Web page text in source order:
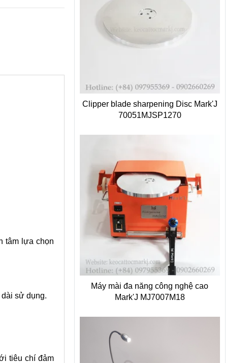
tâm lựa chọn
sử dụng.
tiêu chí đảm
Clipper blade sharpening Disc Mark'J
70051MJSP1270
Máy mài đa năng công nghệ cao
Mark'J MJ7007M18